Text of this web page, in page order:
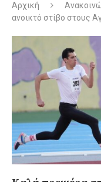
Αρχική
ανοικτό στίβο στους